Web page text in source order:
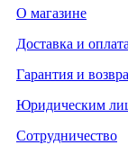
О магазине
Доставка и
Гарантия и
Юридическим
Сотрудничество